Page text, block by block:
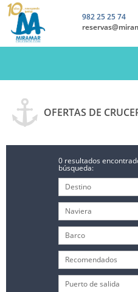
982 25 25 74
OFERTAS DE
0 resultados
búsqueda: